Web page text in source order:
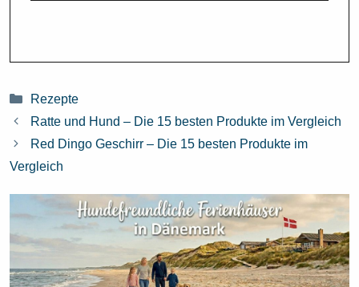
Kategorien
Rezepte
Ratte und Hund – Die 15 besten Produkte im Vergleich
Red Dingo Geschirr – Die 15 besten Produkte im
Vergleich